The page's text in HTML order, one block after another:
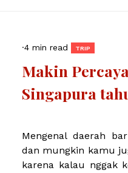
·4 min read TRIP
Makin
Singapura
Mengenal daerah
dan mungkin kamu
karena kalau nggak